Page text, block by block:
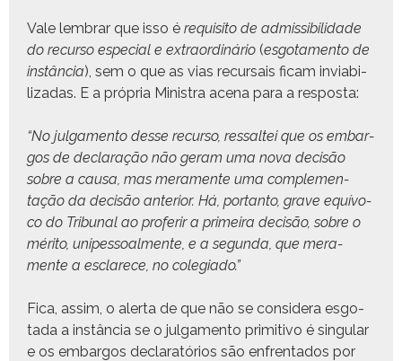
Vale lem­brar que isso é req­ui­si­to de admis­si­bil­i­dade
do recur­so espe­cial e extra­ordinário (esgo­ta­men­to de
instân­cia), sem o que as vias recur­sais ficam invi­a­bi­
lizadas. E a própria Min­is­tra ace­na para a resposta:
“No jul­ga­men­to desse recur­so, ressaltei que os embar­
gos de declar­ação não ger­am uma nova decisão
sobre a causa, mas mera­mente uma com­ple­men­
tação da decisão ante­ri­or. Há, por­tan­to, grave equívo­
co do Tri­bunal ao pro­ferir a primeira decisão, sobre o
méri­to, unipes­soal­mente, e a segun­da, que mera­
mente a esclarece, no colegiado.”
Fica, assim, o aler­ta de que não se con­sid­era esgo­
ta­da a instân­cia se o jul­ga­men­to prim­i­ti­vo é sin­gu­lar
e os embar­gos declaratórios são enfrenta­dos por